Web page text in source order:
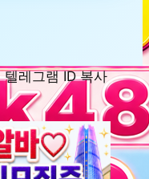
텔레그램 ID 복사